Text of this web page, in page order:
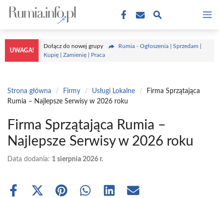
Przejdź
treści
UWAGA!
Dołącz do nowej grupy
Rumia - Ogłoszenia | Sprzedam |
Kupię | Zamienię | Praca
Strona główna / Firmy / Usługi Lokalne /
Firma Sprzątająca
Rumia – Najlepsze Serwisy w 2026 roku
Firma Sprzątająca Rumia –
Najlepsze Serwisy w 2026 roku
Data dodania: 1 sierpnia 2026 r.
Share
Share Share Share Share Share